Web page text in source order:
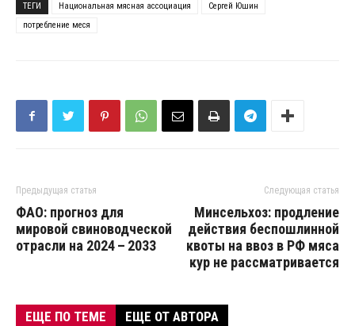
ТЕГИ
Национальная мясная ассоциация
Сергей Юшин
потребление меся
Предыдущая статья
ФАО: прогноз для
мировой свиноводческой
отрасли на 2024 – 2033
Следующая статья
Минсельхоз: продление
действия беспошлинной
квоты на ввоз в РФ мяса
кур не рассматривается
ЕЩЕ ПО ТЕМЕ ЕЩЕ ОТ АВТОРА